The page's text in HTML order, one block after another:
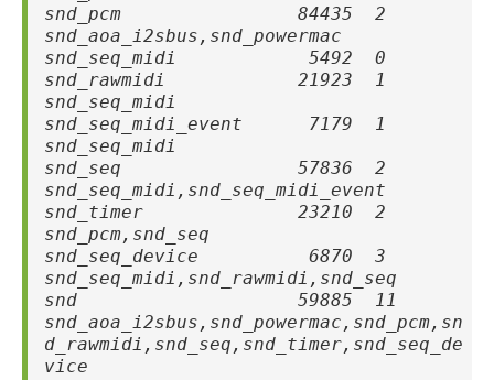
snd_pcm 84435 2
snd_aoa_i2sbus,snd_powermac
snd_seq_midi 5492 0
snd_rawmidi 21923 1
snd_seq_midi
snd_seq_midi_event 7179 1
snd_seq_midi
snd_seq 57836 2
snd_seq_midi,snd_seq_midi_event
snd_timer 23210 2
snd_pcm,snd_seq
snd_seq_device 6870 3
snd_seq_midi,snd_rawmidi,snd_seq
snd 59885 11
snd_aoa_i2sbus,snd_powermac,snd_pcm,sn
d_rawmidi,snd_seq,snd_timer,snd_seq_de
vice